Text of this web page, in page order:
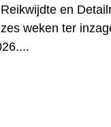
en
weken ter